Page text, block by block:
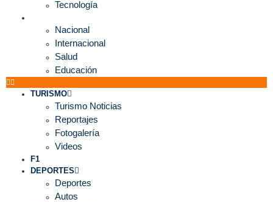
Tecnología
Nacional
Internacional
Salud
Educación
TURISMO
Turismo Noticias
Reportajes
Fotogalería
Videos
F1
DEPORTES
Deportes
Autos